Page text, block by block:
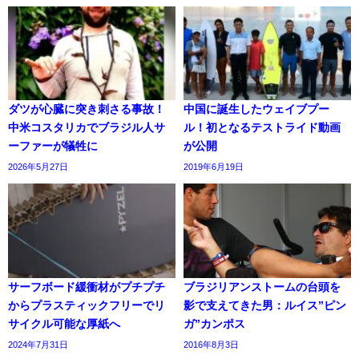
ダツが心臓に突き刺さる事故！
中米コスタリカでブラジル人サ
ーファーが犠牲に
2026年5月27日
中国に誕生したウェイブプー
ル！初となるテストライド動画
が公開
2019年6月19日
サーフボード緩衝材がプチプチ
からプラスティックフリーでリ
サイクル可能な厚紙へ
2024年7月31日
ブラジリアンストームの台頭を
影で支えてきた男：ルイス”ピン
ガ”カンポス
2016年8月3日